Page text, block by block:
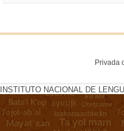
Privada
INSTITUTO NACIONAL DE